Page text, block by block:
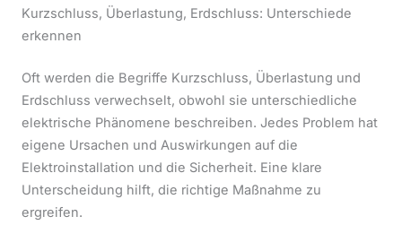
Kurzschluss, Überlastung, Erdschluss: Unterschiede
erkennen
Oft werden die Begriffe Kurzschluss, Überlastung und
Erdschluss verwechselt, obwohl sie unterschiedliche
elektrische Phänomene beschreiben. Jedes Problem hat
eigene Ursachen und Auswirkungen auf die
Elektroinstallation und die Sicherheit. Eine klare
Unterscheidung hilft, die richtige Maßnahme zu
ergreifen.